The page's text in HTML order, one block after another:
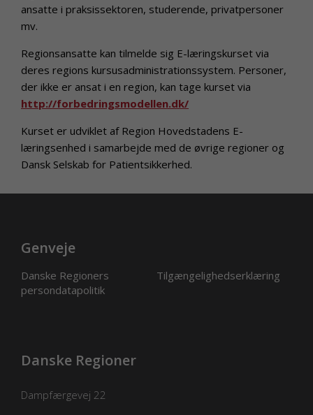
ansatte i praksissektoren, studerende, privatpersoner
mv.
Regionsansatte kan tilmelde sig E-læringskurset via
deres regions kursusadministrationssystem. Personer,
der ikke er ansat i en region, kan tage kurset via
http://forbedringsmodellen.dk/
Kurset er udviklet af Region Hovedstadens E-
læringsenhed i samarbejde med de øvrige regioner og
Dansk Selskab for Patientsikkerhed.
Genveje
Danske Regioners
persondatapolitik
Tilgængelighedserklæring
Danske Regioner
Dampfærgevej 22